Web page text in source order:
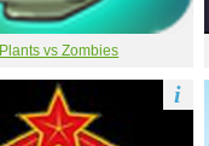
Plants vs Zombies
i